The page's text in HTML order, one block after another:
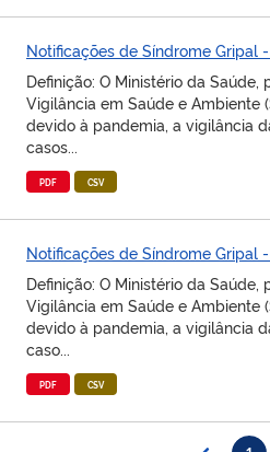
Notificações de Síndrome Gripal
Definição: O Ministério da
Vigilância em Saúde e Ambiente
devido à pandemia, a vigilância
casos...
PDF CSV
Notificações de Síndrome Gripal
Definição: O Ministério da
Vigilância em Saúde e Ambiente
devido à pandemia, a vigilância
caso...
PDF CSV